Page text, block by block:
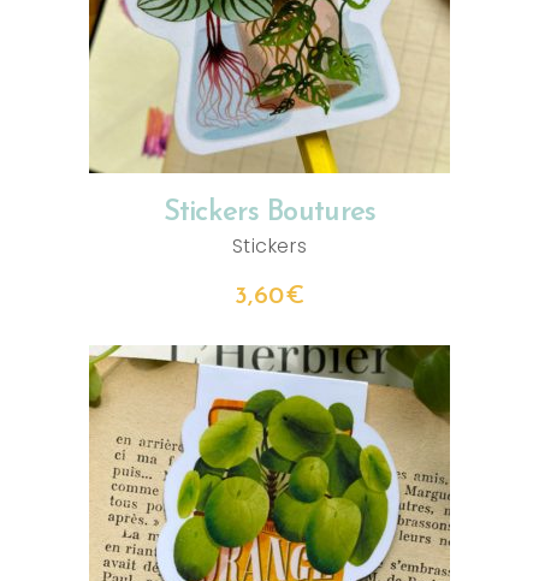
Stickers Boutures
Stickers
3,60€
AJOUTER AU PANIER